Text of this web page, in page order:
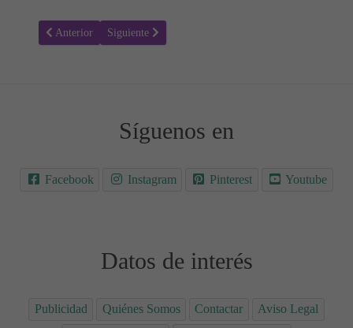
Artículo anterior: Receta para hacer tortitas de papa y queso 🥔🧀
Anterior Artículo siguiente: Receta para hacer Wraps - Fajitas
Siguiente
Síguenos en
Facebook Instagram Pinterest Youtube
Datos de interés
Publicidad Quiénes Somos Contactar Aviso Legal